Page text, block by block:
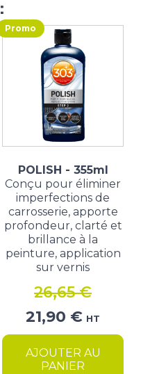
Promo
POLISH - 355ml
Conçu pour éliminer
imperfections de
carrosserie, apporte
profondeur, clarté et
brillance à la
peinture, application
sur vernis
26,65€
Le
initial
était :
21,90 €Le
actuel
est :
HT
AJOUTER AU
PANIER